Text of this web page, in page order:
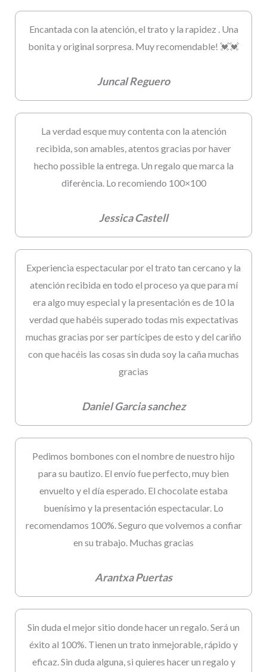
Encantada con la atención, el trato y la rapidez . Una
bonita y original sorpresa. Muy recomendable! 💓💓
Juncal Reguero
La verdad esque muy contenta con la atención
recibida, son amables, atentos gracias por haver
hecho possible la entrega. Un regalo que marca la
diferència. Lo recomiendo 100×100
Jessica Castell
Experiencia espectacular por el trato tan cercano y la
atención recibida en todo el proceso ya que para mí
era algo muy especial y la presentación es de 10 la
verdad que habéis superado todas mis expectativas
muchas gracias por ser partícipes de esto y del cariño
con que hacéis las cosas sin duda soy la caña muchas
gracias
Daniel Garcia sanchez
Pedimos bombones con el nombre de nuestro hijo
para su bautizo. El envío fue perfecto, muy bien
envuelto y el día esperado. El chocolate estaba
buenísimo y la presentación espectacular. Lo
recomendamos 100%. Seguro que volvemos a confiar
en su trabajo. Muchas gracias
Arantxa Puertas
Sin duda el mejor sitio donde hacer un regalo. Será un
éxito al 100%. Tienen un trato inmejorable, rápido y
eficaz. Sin duda alguna, si quieres hacer un regalo y